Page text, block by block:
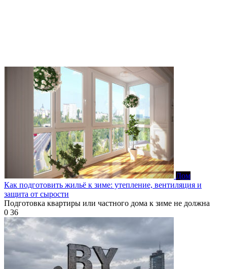
Дом
Как подготовить жильё к зиме: утепление, вентиляция и
защита от сырости
Подготовка квартиры или частного дома к зиме не должна
0 36